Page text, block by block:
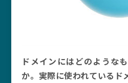
ドメインにはどのような
か。実際に使われているド